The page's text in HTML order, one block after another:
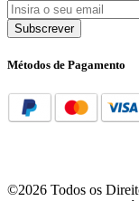
Subscrever
Métodos de Pagamento
©2026 Todos os